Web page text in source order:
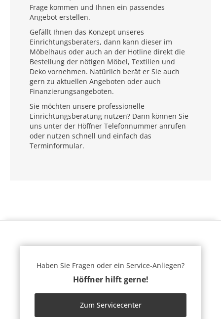
Frage kommen und Ihnen ein passendes
Angebot erstellen.
Gefällt Ihnen das Konzept unseres
Einrichtungsberaters, dann kann dieser im
Möbelhaus oder auch an der Hotline direkt die
Bestellung der nötigen Möbel, Textilien und
Deko vornehmen. Natürlich berät er Sie auch
gern zu aktuellen Angeboten oder auch
Finanzierungsangeboten.
Sie möchten unsere professionelle
Einrichtungsberatung nutzen? Dann können Sie
uns unter der Höffner Telefonnummer anrufen
oder nutzen schnell und einfach das
Terminformular.
Haben Sie Fragen oder ein Service-Anliegen?
Höffner hilft gerne!
Zum Servicecenter